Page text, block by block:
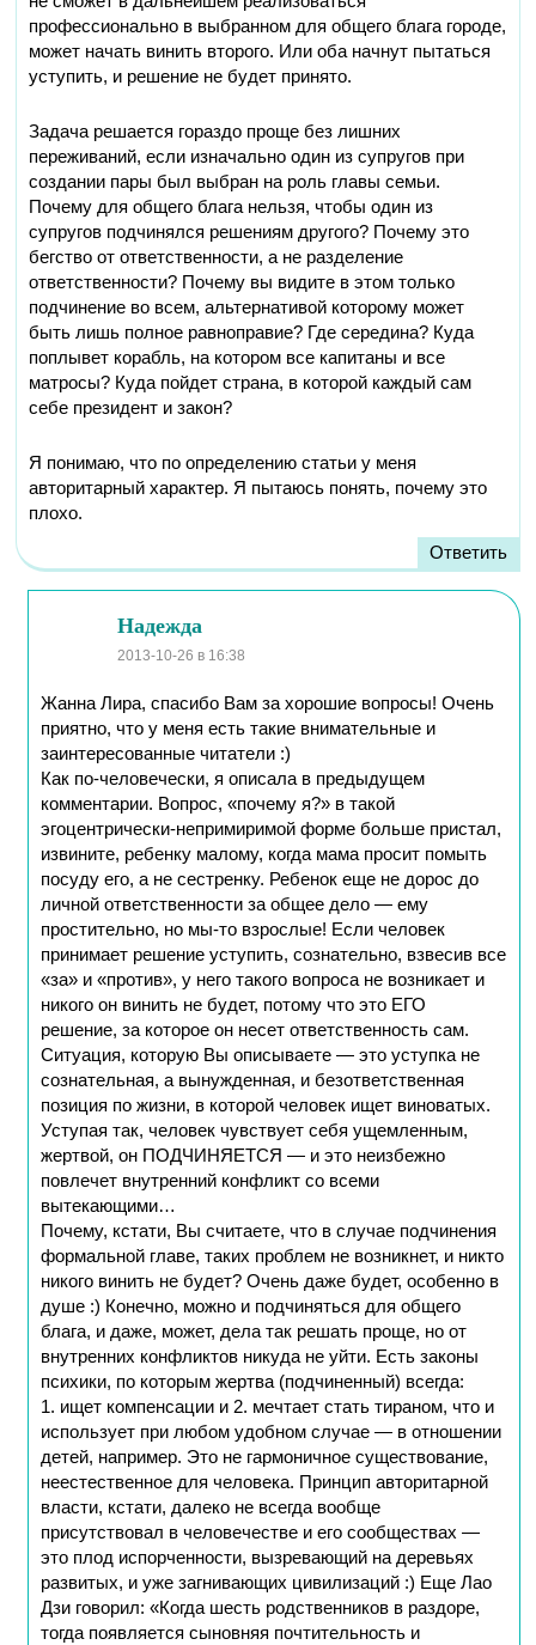
профессионально в выбранном для общего блага городе,
может начать винить второго. Или оба начнут пытаться
уступить, и решение не будет принято.
Задача решается гораздо проще без лишних
переживаний, если изначально один из супругов при
создании пары был выбран на роль главы семьи.
Почему для общего блага нельзя, чтобы один из
супругов подчинялся решениям другого? Почему это
бегство от ответственности, а не разделение
ответственности? Почему вы видите в этом только
подчинение во всем, альтернативой которому может
быть лишь полное равноправие? Где середина? Куда
поплывет корабль, на котором все капитаны и все
матросы? Куда пойдет страна, в которой каждый сам
себе президент и закон?
Я понимаю, что по определению статьи у меня
авторитарный характер. Я пытаюсь понять, почему это
плохо.
Ответить
Надежда
2013-10-26 в 16:38
Жанна Лира, спасибо Вам за хорошие вопросы! Очень
приятно, что у меня есть такие внимательные и
заинтересованные читатели :)
Как по-человечески, я описала в предыдущем
комментарии. Вопрос, «почему я?» в такой
эгоцентрически-непримиримой форме больше пристал,
извините, ребенку малому, когда мама просит помыть
посуду его, а не сестренку. Ребенок еще не дорос до
личной ответственности за общее дело — ему
простительно, но мы-то взрослые! Если человек
принимает решение уступить, сознательно, взвесив все
«за» и «против», у него такого вопроса не возникает и
никого он винить не будет, потому что это ЕГО
решение, за которое он несет ответственность сам.
Ситуация, которую Вы описываете — это уступка не
сознательная, а вынужденная, и безответственная
позиция по жизни, в которой человек ищет виноватых.
Уступая так, человек чувствует себя ущемленным,
жертвой, он ПОДЧИНЯЕТСЯ — и это неизбежно
повлечет внутренний конфликт со всеми
вытекающими…
Почему, кстати, Вы считаете, что в случае подчинения
формальной главе, таких проблем не возникнет, и никто
никого винить не будет? Очень даже будет, особенно в
душе :) Конечно, можно и подчиняться для общего
блага, и даже, может, дела так решать проще, но от
внутренних конфликтов никуда не уйти. Есть законы
психики, по которым жертва (подчиненный) всегда:
1. ищет компенсации и 2. мечтает стать тираном, что и
использует при любом удобном случае — в отношении
детей, например. Это не гармоничное существование,
неестественное для человека. Принцип авторитарной
власти, кстати, далеко не всегда вообще
присутствовал в человечестве и его сообществах —
это плод испорченности, вызревающий на деревьях
развитых, и уже загнивающих цивилизаций :) Еще Лао
Дзи говорил: «Когда шесть родственников в раздоре,
тогда появляется сыновняя почтительность и